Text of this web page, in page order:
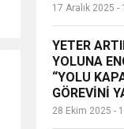
17 Aralık 2025 -
YETER
YOLUNA
“YOLU
GÖREVİNİ
28 Ekim 2025 -